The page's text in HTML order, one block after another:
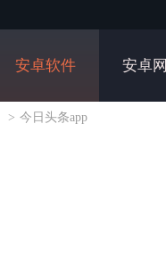
安卓软件 安卓
> 今日头条app